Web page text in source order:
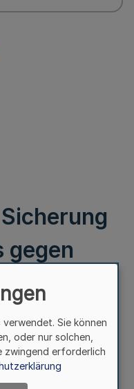
gegen
und
(WaSi 81)
Sie können
oder nur solchen,
zwingend erforderlich